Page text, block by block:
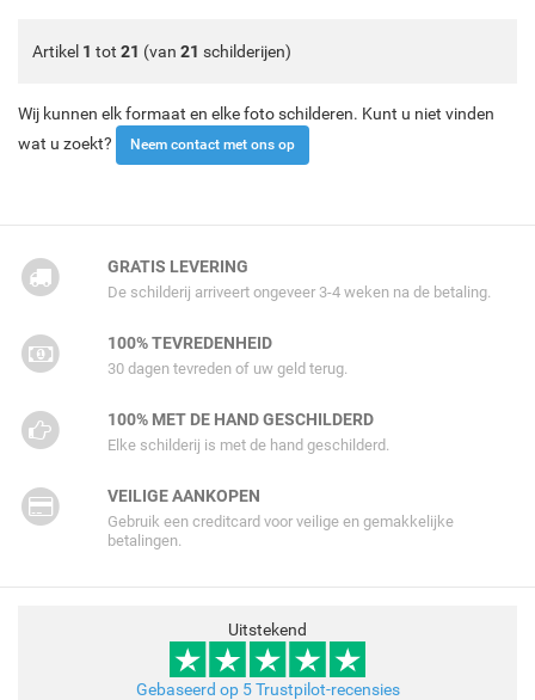
Artikel 1 tot 21 (van 21 schilderijen)
Wij kunnen elk formaat en elke foto schilderen. Kunt u niet vinden
wat u zoekt?
Neem contact met ons op
GRATIS LEVERING
De schilderij arriveert ongeveer 3-4 weken na de betaling.
100% TEVREDENHEID
30 dagen tevreden of uw geld terug.
100% MET DE HAND GESCHILDERD
Elke schilderij is met de hand geschilderd.
VEILIGE AANKOPEN
Gebruik een creditcard voor veilige en gemakkelijke
betalingen.
Uitstekend
Gebaseerd op 5 Trustpilot-recensies